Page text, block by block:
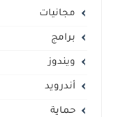
مجانيات
برامج
ويندوز
أندرويد
حماية